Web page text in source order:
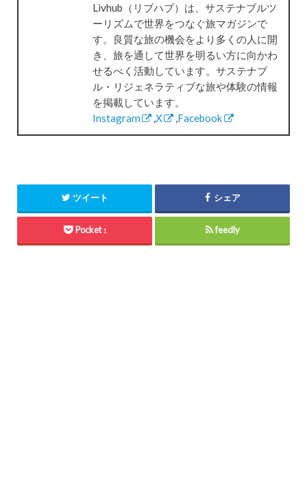
Livhub（リブハブ）は、サステナブルツ
ーリズムで世界をつなぐ旅マガジンで
す。良質な旅の機会をより多くの人に開
き、旅を通して世界を明るい方に向かわ
せるべく活動しています。サステナブ
ル・リジェネラティブな旅や体験の情報
を掲載しています。
Instagram
,X ,Facebook
ツイート シェア
Pocket 1 feedly